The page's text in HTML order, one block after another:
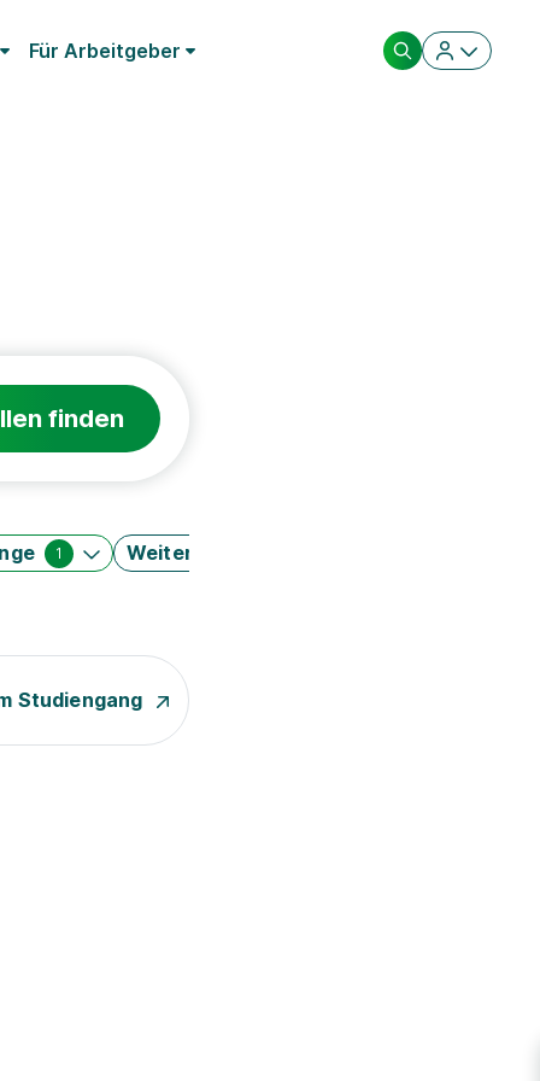
Für Arbeitgeber
finden
1 Weitere Filter
Studiengang